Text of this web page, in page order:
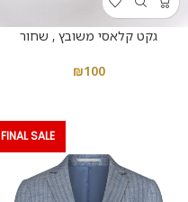
גקט קלאסי משובץ , שחור
₪100
FINAL SALE